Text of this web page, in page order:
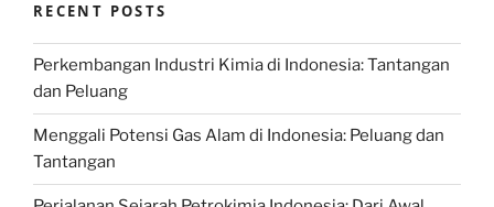
RECENT POSTS
Perkembangan Industri Kimia di Indonesia: Tantangan
dan Peluang
Menggali Potensi Gas Alam di Indonesia: Peluang dan
Tantangan